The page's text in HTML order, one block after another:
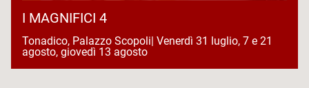
I MAGNIFICI 4
Tonadico, Palazzo Scopoli| Venerdì 31 luglio, 7 e 21
agosto, giovedì 13 agosto